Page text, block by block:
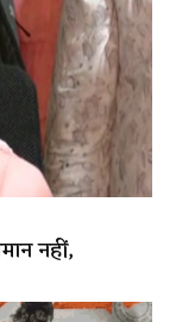
नहीं,